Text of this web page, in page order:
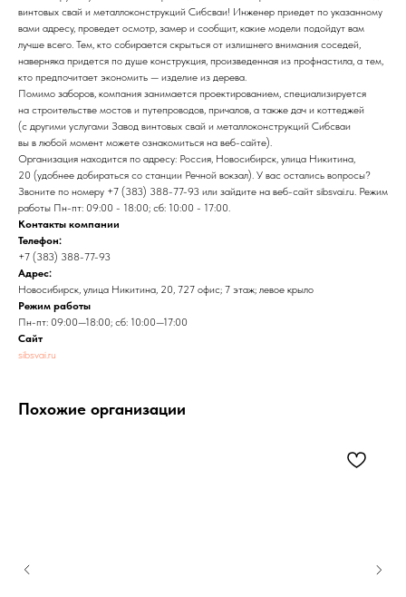
винтовых свай и металлоконструкций Сибсваи! Инженер приедет по указанному
вами адресу, проведет осмотр, замер и сообщит, какие модели подойдут вам
лучше всего. Тем, кто собирается скрыться от излишнего внимания соседей,
наверняка придется по душе конструкция, произведенная из профнастила, а тем,
кто предпочитает экономить — изделие из дерева.
Помимо заборов, компания занимается проектированием, специализируется
на строительстве мостов и путепроводов, причалов, а также дач и коттеджей
(с другими услугами Завод винтовых свай и металлоконструкций Сибсваи
вы в любой момент можете ознакомиться на веб-сайте).
Организация находится по адресу: Россия, Новосибирск, улица Никитина,
20 (удобнее добираться со станции Речной вокзал). У вас остались вопросы?
Звоните по номеру +7 (383) 388-77-93 или зайдите на веб-сайт sibsvai.ru. Режим
работы Пн-пт: 09:00 - 18:00; сб: 10:00 - 17:00.
Контакты компании
Телефон:
+7 (383) 388-77-93
Адрес:
Новосибирск, улица Никитина, 20, 727 офис; 7 этаж; левое крыло
Режим работы
Пн-пт: 09:00—18:00; сб: 10:00—17:00
Сайт
sibsvai.ru
Похожие организации